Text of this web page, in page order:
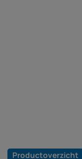
Productoverzicht